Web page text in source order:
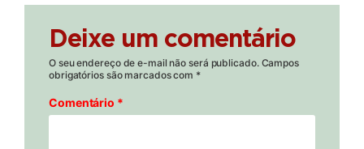
Deixe um comentário
O seu endereço de e-mail não será publicado. Campos
obrigatórios são marcados com *
Comentário *